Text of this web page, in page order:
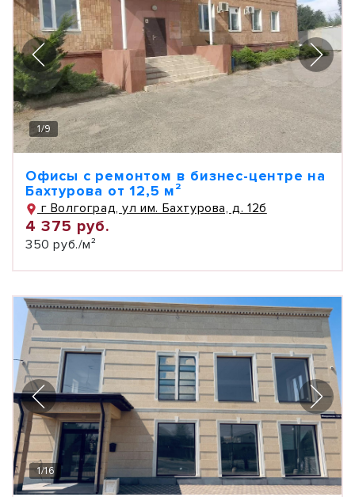
1/9
Офисы с ремонтом в бизнес-центре на
Бахтурова от 12,5 м²
г Волгоград, ул им. Бахтурова, д. 12б
4 375 руб.
350 руб./м²
1/16